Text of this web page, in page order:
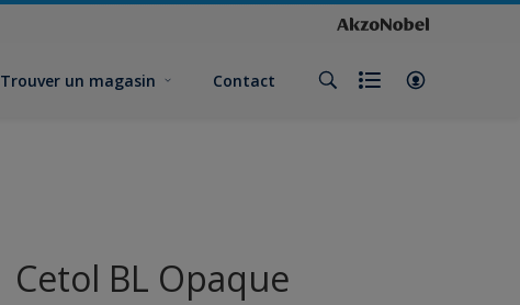
Trouver un magasin Contact
Cetol BL Opaque